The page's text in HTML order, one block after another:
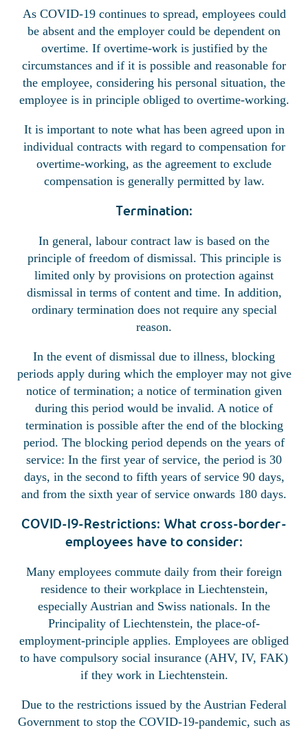
As COVID-19 continues to spread, employees could
be absent and the employer could be dependent on
overtime. If overtime-work is justified by the
circumstances and if it is possible and reasonable for
the employee, considering his personal situation, the
employee is in principle obliged to overtime-working.
It is important to note what has been agreed upon in
individual contracts with regard to compensation for
overtime-working, as the agreement to exclude
compensation is generally permitted by law.
Termination:
In general, labour contract law is based on the
principle of freedom of dismissal. This principle is
limited only by provisions on protection against
dismissal in terms of content and time. In addition,
ordinary termination does not require any special
reason.
In the event of dismissal due to illness, blocking
periods apply during which the employer may not give
notice of termination; a notice of termination given
during this period would be invalid. A notice of
termination is possible after the end of the blocking
period. The blocking period depends on the years of
service: In the first year of service, the period is 30
days, in the second to fifth years of service 90 days,
and from the sixth year of service onwards 180 days.
COVID-19-Restrictions: What cross-border-
employees have to consider:
Many employees commute daily from their foreign
residence to their workplace in Liechtenstein,
especially Austrian and Swiss nationals. In the
Principality of Liechtenstein, the place-of-
employment-principle applies. Employees are obliged
to have compulsory social insurance (AHV, IV, FAK)
if they work in Liechtenstein.
Due to the restrictions issued by the Austrian Federal
Government to stop the COVID-19-pandemic, such as